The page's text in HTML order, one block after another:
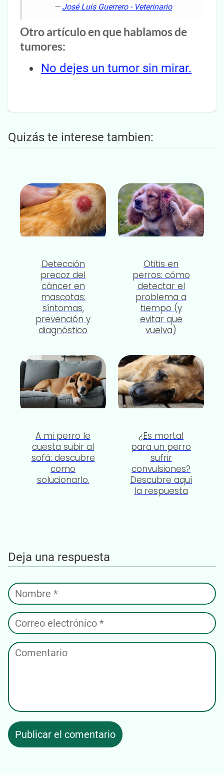
— José Luis Guerrero - Veterinario
Otro artículo en que hablamos de
tumores:
No dejes un tumor sin mirar.
Quizás te interese tambien:
Detección
precoz del
cáncer en
mascotas:
síntomas,
prevención y
diagnóstico
Otitis en
perros: cómo
detectar el
problema a
tiempo (y
evitar que
vuelva)
A mi perro le
cuesta subir al
sofá: descubre
como
solucionarlo.
¿Es mortal
para un perro
sufrir
convulsiones?
Descubre aquí
la respuesta
Deja una respuesta